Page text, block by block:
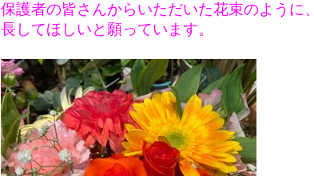
保護者の皆さんからいただいた花束のように
長してほしいと願っています。